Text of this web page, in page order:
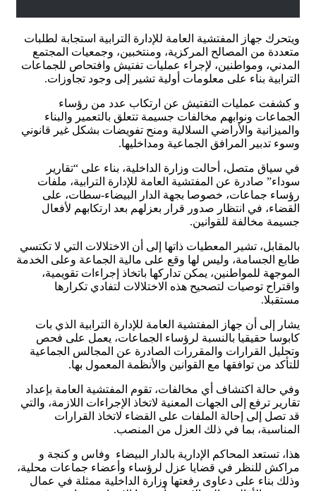
ويتحرك جهاز المفتشية العامة للإدارة الترابية استجابة لطلبات
متعددة من المصالح المركزية، ومنتخبين، وجمعيات المجتمع
المدني، ومواطنين، لإجراء عمليات تفتيش وافتحاص للجماعات
الترابية بناء على معلومات أولية تشير إلى وجود تجاوزات.
و كشفت عمليات التفتيش عن ارتكاب عدد من رؤساء
الجماعات ونوابهم مخالفات جسيمة تتعلق بالتعمير والبناء
والميزانية والأراضي السلالية ومنح تفويضات بشكل غير قانوني
وسوء تدبير المرافق الجماعية ومداخليها.
في سياق متصل، أحالت وزارة الداخلية، بناء على “تقارير
سوداء” صادرة عن المفتشية العامة للإدارة الترابية، ملفات
رؤساء جماعات، خصوصا بجهة الدار البيضاء-سطات، على
القضاء، في انتظار صدور قرار بعزلهم بعد ارتكابهم لأفعال
جسيمة مخالفة للقوانين.
بالمقابل، تشير المعطيات ذاتها إلى أن الاختلالات التي لا تكتسي
طابع الجسامة، وليس لها وقع على مالية الجماعة وعلى الخدمة
الموجهة للمواطنين، يمكن تداركها باتخاذ إجراءات تقويمية،
واقتراح توصيات لتصحيح هذه الاختلالات لتفادي تكرارها
مستقبلا.
يشار إلى أن جهاز المفتشية العامة للإدارة الترابية الذي بات
كابوسا حقيقيا بالنسبة لرؤساء الجماعات، يعمل على فحص
وتحليل القرارات والمقررات الصادرة عن المجالس الجماعية
للتأكد من توافقها مع القوانين والأنظمة المعمول بها.
وفي حالة اكتشاف أي مخالفات، تقوم المفتشية العامة بإعداد
تقارير ترفع إلى الجهات المعنية لاتخاذ الإجراءات اللازمة، والتي
قد تصل إلى إحالة الملفات على القضاء لاتخاذ القرارات
المناسبة، بما في ذلك العزل من المنصب.
هذا، تستعد المحاكم الإدارية بالدار البيضاء وفاس و كنجة و
مراكش للنظر في قضايا عزل لرؤساء وأعضاء جماعات محلية،
وذلك بناء على دعاوى رفعتها وزارة الداخلية ممثلة في عمال